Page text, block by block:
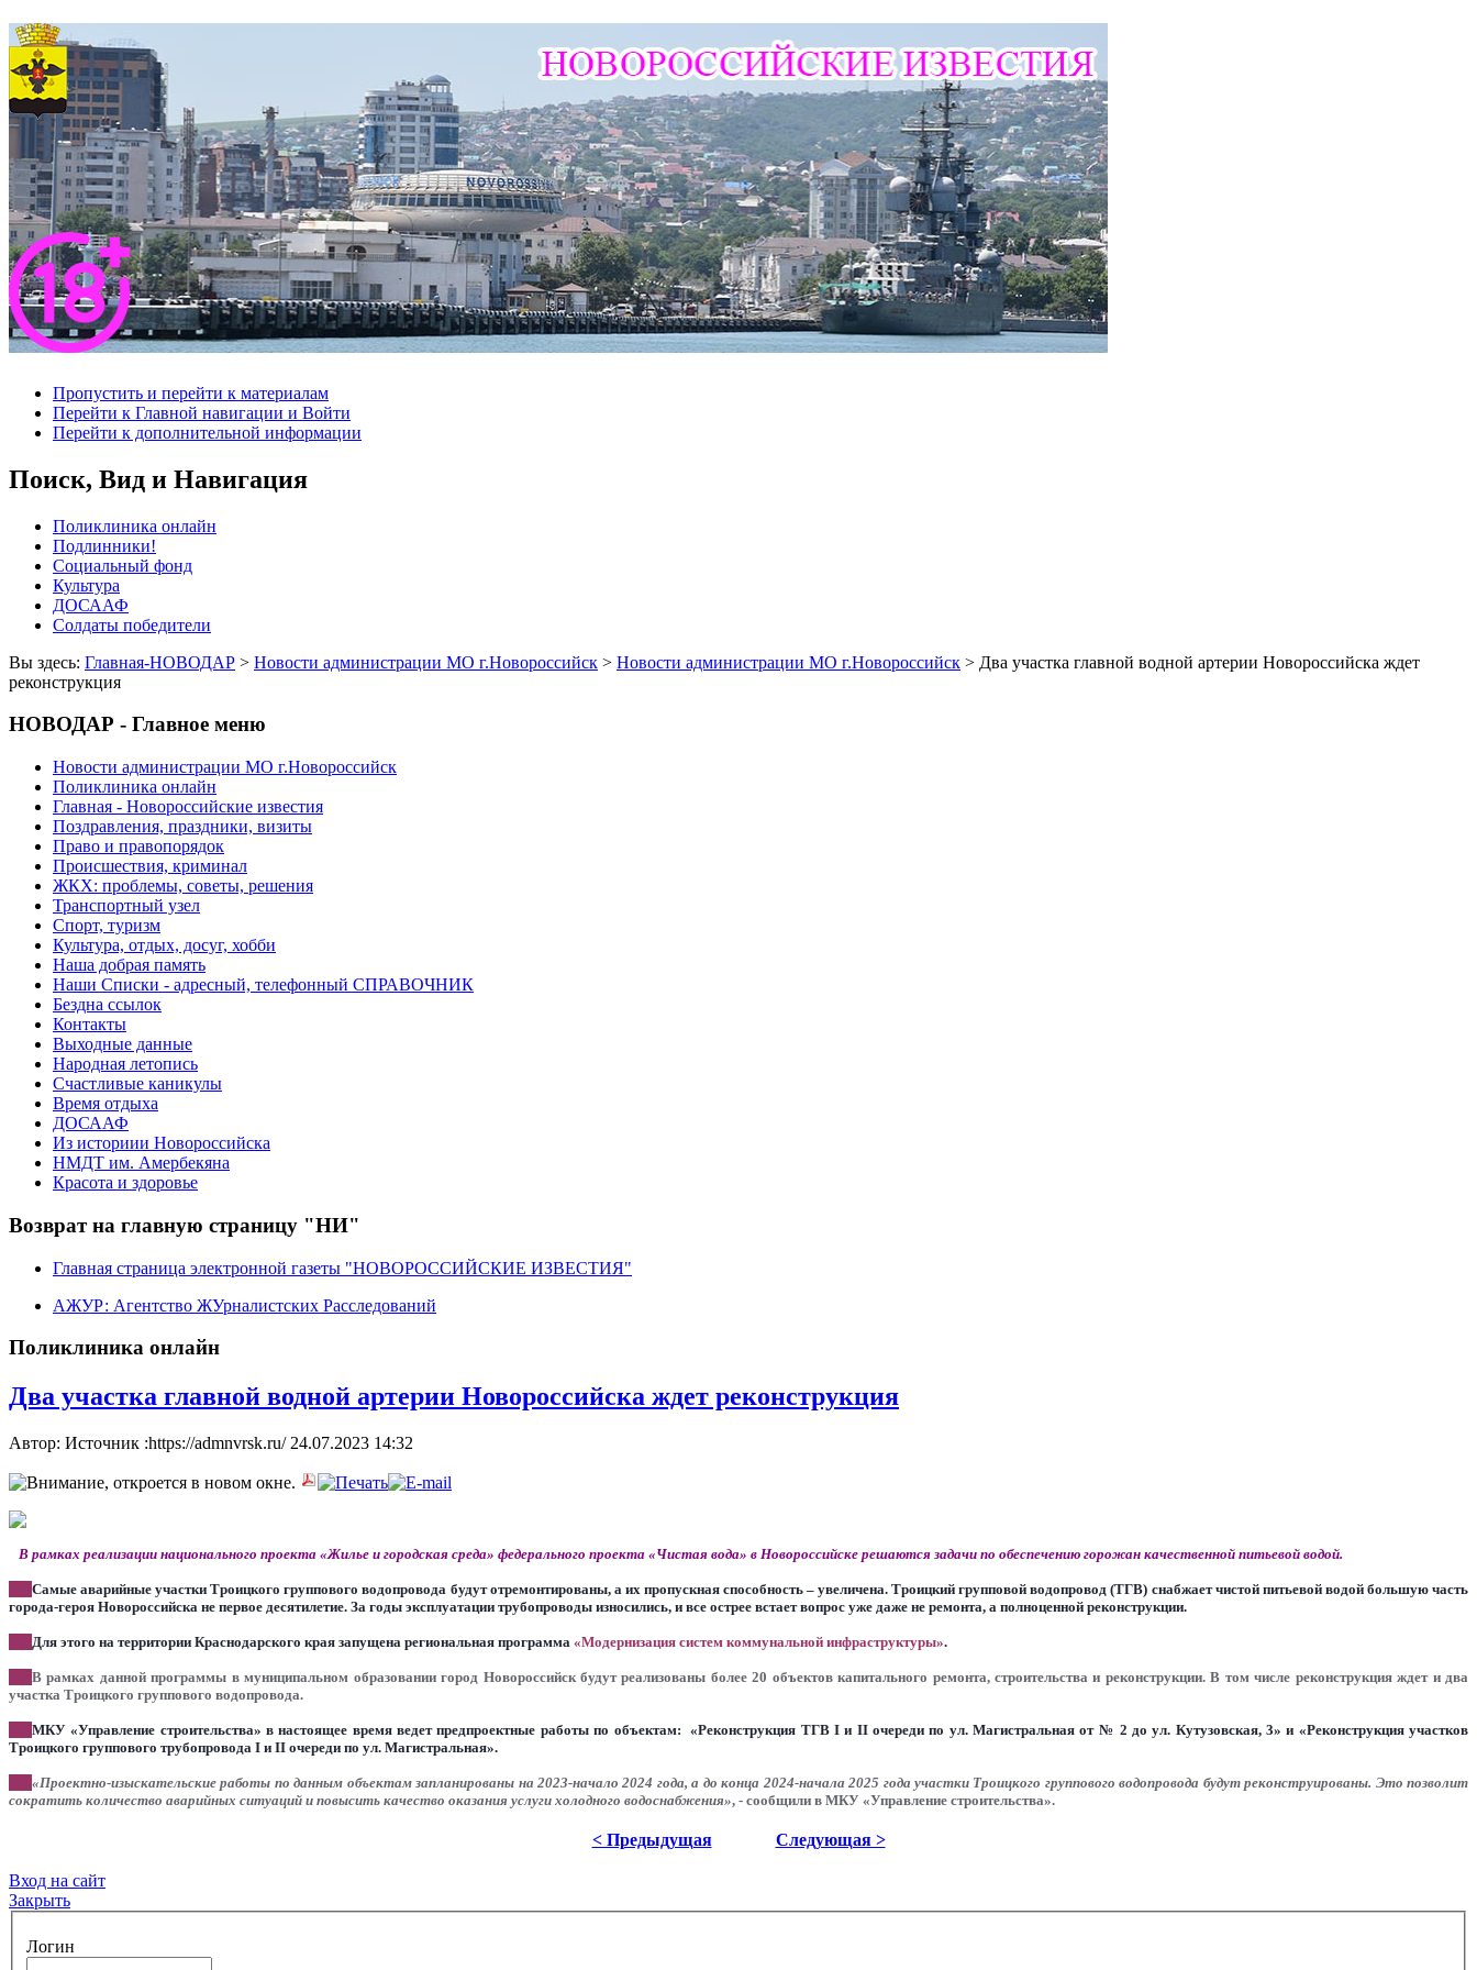
Пропустить и перейти к материалам
Перейти к Главной навигации и Войти
Перейти к дополнительной информации
Поиск, Вид и Навигация
Поликлиника онлайн
Подлинники!
Социальный фонд
Культура
ДОСААФ
Солдаты победители
Вы здесь: Главная-НОВОДАР > Новости администрации МО г.Новороссийск > Новости администрации МО г.Новороссийск > Два участка главной водной артерии Новороссийска ждет
реконструкция
НОВОДАР - Главное меню
Новости администрации МО г.Новороссийск
Поликлиника онлайн
Главная - Новороссийские известия
Поздравления, праздники, визиты
Право и правопорядок
Происшествия, криминал
ЖКХ: проблемы, советы, решения
Транспортный узел
Спорт, туризм
Культура, отдых, досуг, хобби
Наша добрая память
Наши Списки - адресный, телефонный СПРАВОЧНИК
Бездна ссылок
Контакты
Выходные данные
Народная летопись
Счастливые каникулы
Время отдыха
ДОСААФ
Из историии Новороссийска
НМДТ им. Амербекяна
Красота и здоровье
Возврат на главную страницу "НИ"
Главная страница электронной газеты "НОВОРОССИЙСКИЕ ИЗВЕСТИЯ"
АЖУР: Агентство ЖУрналистских Расследований
Поликлиника онлайн
Два участка главной водной артерии Новороссийска ждет реконструкция
Автор: Источник :https://admnvrsk.ru/ 24.07.2023 14:32
В рамках реализации национального проекта «Жилье и городская среда» федерального проекта «Чистая вода» в Новороссийске решаются задачи по обеспечению горожан качественной питьевой водой.
Самые аварийные участки Троицкого группового водопровода будут отремонтированы, а их пропускная способность – увеличена. Троицкий групповой водопровод (ТГВ) снабжает чистой питьевой водой большую часть
города-героя Новороссийска не первое десятилетие. За годы эксплуатации трубопроводы износились, и все острее встает вопрос уже даже не ремонта, а полноценной реконструкции.
Для этого на территории Краснодарского края запущена региональная программа «Модернизация систем коммунальной инфраструктуры».
В рамках данной программы в муниципальном образовании город Новороссийск будут реализованы более 20 объектов капитального ремонта, строительства и реконструкции. В том числе реконструкция ждет и два
участка Троицкого группового водопровода.
МКУ «Управление строительства» в настоящее время ведет предпроектные работы по объектам: «Реконструкция ТГВ I и II очереди по ул. Магистральная от № 2 до ул. Кутузовская, 3» и «Реконструкция участков
Троицкого группового трубопровода I и II очереди по ул. Магистральная».
«Проектно-изыскательские работы по данным объектам запланированы на 2023-начало 2024 года, а до конца 2024-начала 2025 года участки Троицкого группового водопровода будут реконструированы. Это позволит
сократить количество аварийных ситуаций и повысить качество оказания услуги холодного водоснабжения», - сообщили в МКУ «Управление строительства».
< Предыдущая Следующая >
Вход на сайт
Закрыть
Логин